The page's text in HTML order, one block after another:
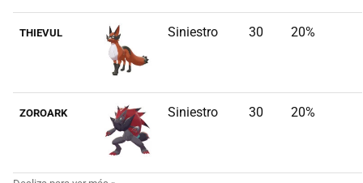
THIEVUL Siniestro 30 20%
ZOROARK Siniestro 30 20%